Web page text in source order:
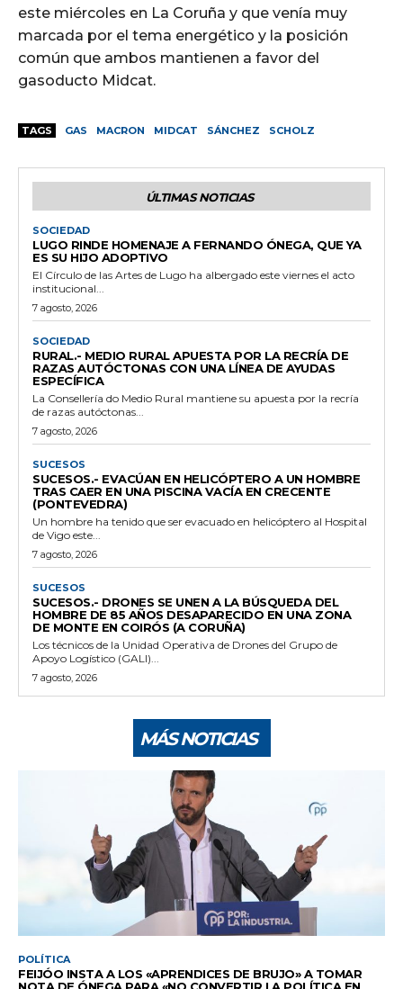
este miércoles en La Coruña y que venía muy
marcada por el tema energético y la posición
común que ambos mantienen a favor del
gasoducto Midcat.
TAGS GAS MACRON MIDCAT SÁNCHEZ SCHOLZ
ÚLTIMAS NOTICIAS
SOCIEDAD
LUGO RINDE HOMENAJE A FERNANDO ÓNEGA, QUE YA
ES SU HIJO ADOPTIVO
El Círculo de las Artes de Lugo ha albergado este viernes el acto
institucional...
7 agosto, 2026
SOCIEDAD
RURAL.- MEDIO RURAL APUESTA POR LA RECRÍA DE
RAZAS AUTÓCTONAS CON UNA LÍNEA DE AYUDAS
ESPECÍFICA
La Consellería do Medio Rural mantiene su apuesta por la recría
de razas autóctonas...
7 agosto, 2026
SUCESOS
SUCESOS.- EVACÚAN EN HELICÓPTERO A UN HOMBRE
TRAS CAER EN UNA PISCINA VACÍA EN CRECENTE
(PONTEVEDRA)
Un hombre ha tenido que ser evacuado en helicóptero al Hospital
de Vigo este...
7 agosto, 2026
SUCESOS
SUCESOS.- DRONES SE UNEN A LA BÚSQUEDA DEL
HOMBRE DE 85 AÑOS DESAPARECIDO EN UNA ZONA
DE MONTE EN COIRÓS (A CORUÑA)
Los técnicos de la Unidad Operativa de Drones del Grupo de
Apoyo Logístico (GALI)...
7 agosto, 2026
MÁS NOTICIAS
POLÍTICA
FEIJÓO INSTA A LOS «APRENDICES DE BRUJO» A TOMAR
NOTA DE ÓNEGA PARA «NO CONVERTIR LA POLÍTICA EN